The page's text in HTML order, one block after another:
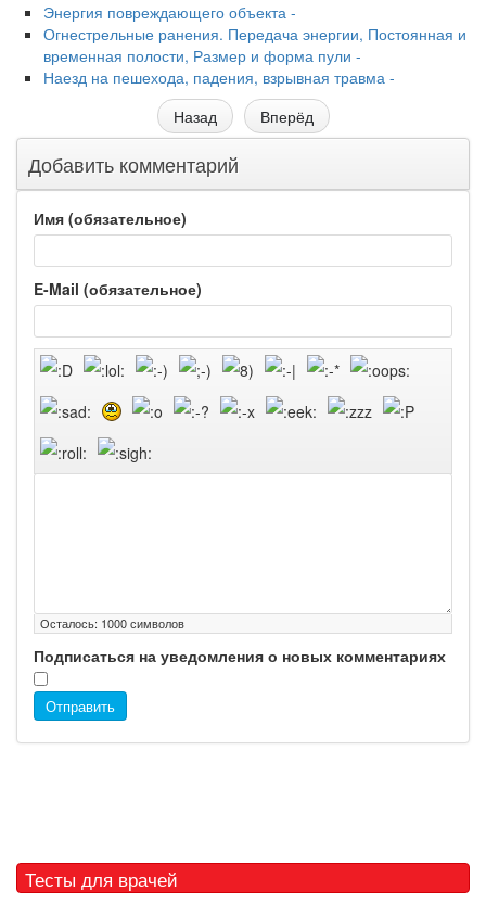
Энергия повреждающего объекта -
Огнестрельные ранения. Передача энергии, Постоянная и
временная полости, Размер и форма пули -
Наезд на пешехода, падения, взрывная травма -
Назад
Вперёд
Добавить комментарий
Имя (обязательное)
E-Mail (обязательное)
Осталось: 1000символов
Подписаться на уведомления о новых комментариях
Отправить
Тесты для врачей